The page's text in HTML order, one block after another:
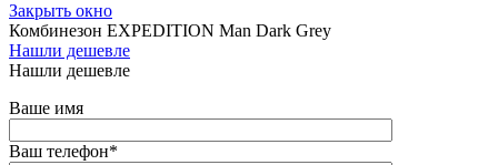
Закрыть окно
Комбинезон EXPEDITION Man Dark Grey
Нашли дешевле
Нашли дешевле
Ваше имя
Ваш телефон*